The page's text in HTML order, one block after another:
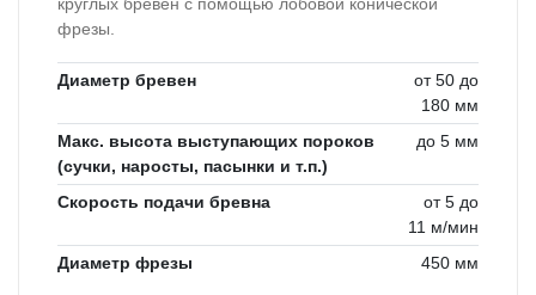
фрезы.
Диаметр бревен
от 50 до
180 мм
Макс. высота выступающих пороков
(сучки, наросты, пасынки и т.п.)
до 5 мм
Скорость подачи бревна
от 5 до
11 м/мин
Диаметр фрезы
450 мм